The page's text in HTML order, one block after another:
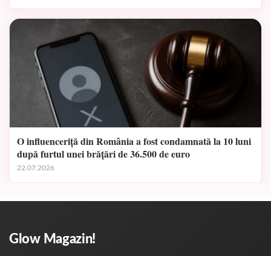
O influenceriță din România a fost condamnată la 10 luni
după furtul unei brățări de 36.500 de euro
22.07.2026
Glow Magazin!